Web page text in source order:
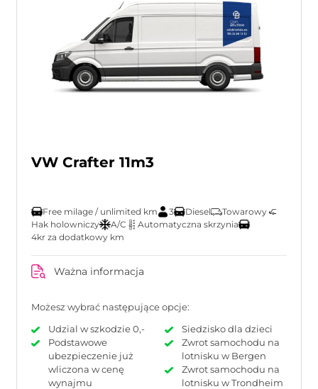
VW Crafter 11m3
Free milage / unlimited km 3 Diesel
Towarowy
Hak holowniczy
A/C
Automatyczna skrzynia
4kr za dodatkowy km
Ważna informacja
Możesz wybrać następujące opcje:
Udzial w szkodzie 0,-
Podstawowe
ubezpieczenie już
wliczona w cenę
wynajmu
Siedzisko dla dzieci
Zwrot samochodu na
lotnisku w Bergen
Zwrot samochodu na
lotnisku w Trondheim